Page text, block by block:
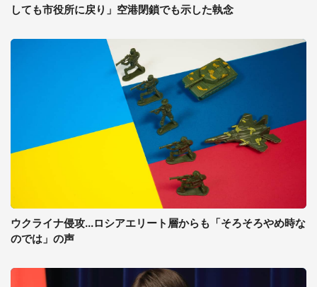
しても市役所に戻り」空港閉鎖でも示した執念
ウクライナ侵攻...ロシアエリート層からも「そろそろやめ時な
のでは」の声